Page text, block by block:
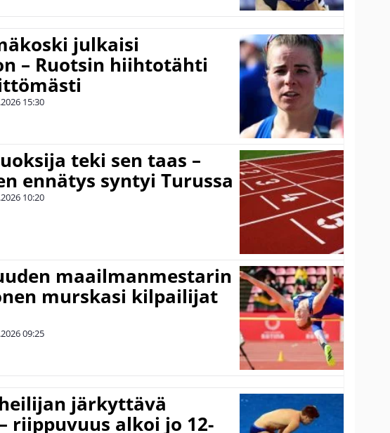
julkaisi
– Ruotsin hiihtotähti
15:30
teki sen taas –
ennätys syntyi Turussa
10:20
maailmanmestarin
murskasi kilpailijat
09:25
järkyttävä
riippuvuus alkoi jo 12-